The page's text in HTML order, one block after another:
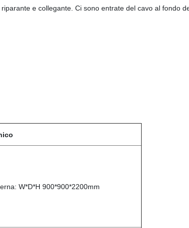
e collegante. Ci sono entrate del cavo al fondo
W*D*H 900*900*2200mm